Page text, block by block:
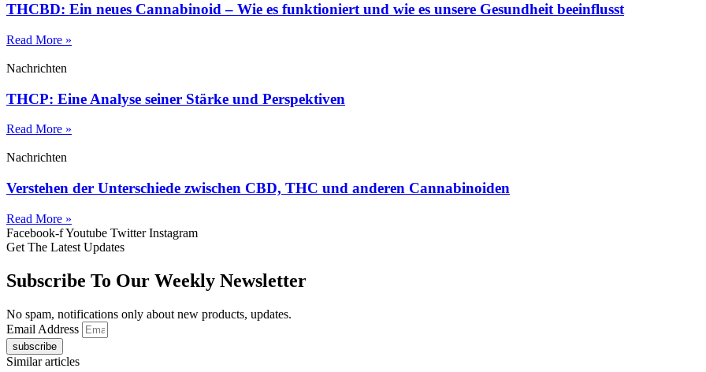
THCBD: Ein neues Cannabinoid – Wie es funktioniert und wie es unsere Gesundheit beeinflusst
Read More »
Nachrichten
THCP: Eine Analyse seiner Stärke und Perspektiven
Read More »
Nachrichten
Verstehen der Unterschiede zwischen CBD, THC und anderen Cannabinoiden
Read More »
Facebook-fYoutube Twitter Instagram
Get The Latest Updates
Subscribe To Our Weekly Newsletter
No spam, notifications only about new products, updates.
Email Address
subscribe
Similar articles